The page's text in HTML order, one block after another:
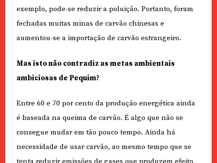
exemplo, pode-se reduzir a poluição. Portanto, foram
fechadas muitas minas de carvão chinesas e
aumentou-se a importação de carvão estrangeiro.
Mas isto não contradiz as metas ambientais
ambiciosas de Pequim?
Entre 60 e 70 por cento da produção energética ainda
é baseada na queima de carvão. É algo que não se
consegue mudar em tão pouco tempo. Ainda há
necessidade de usar carvão, ao mesmo tempo que se